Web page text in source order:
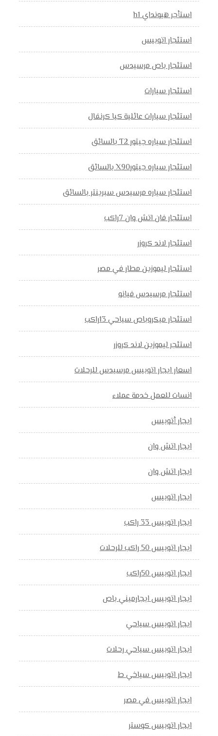
استأجر هيونداي h1
استئجار اتوبيس
استئجار باص مرسيدس
استئجار سيارات
استئجار سيارات عائلية كيا كرنفال
استئجار سياره جيتور T2 بالسائق
استئجار سياره جيتورX90 بالسائق
استئجار سياره مرسيدس سبرينتر بالسائق
استئجار فان اتش وان 7راكب
استئجار لاند كروزر
استئجار ليموزين مطار في مصر
استئجار مرسيدس فيانو
استئجار ميكروباص سياحي 13راكب
استئجر ليموزين لاند كروزر
اسعار ايجار اتوبيس مرسيدس للرحلات
انسات للعمل خدمة عملاء
ايجار أتوبيس
ايجار اتش وان
ايجار اتش وان
ايجار اتوبيس
ايجار اتوبيس 33 راكب
ايجار اتوبيس 50 راكب للرحلات
ايجار اتوبيس 50راكب
ايجار اتوبيس ايجارميني باص
ايجار اتوبيس سياحي
ايجار اتوبيس سياحي رحلات
ايجار اتوبيس سياخي ط
ايجار اتوبيس في مصر
ايجار اتوبيس كوستر